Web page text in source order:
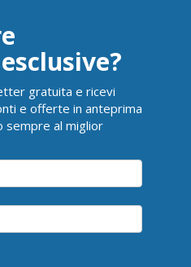
gratuita e ricevi
e offerte in anteprima
sempre al miglior